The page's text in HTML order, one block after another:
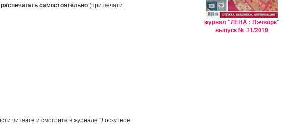
самостоятельно (при печати
читайте и смотрите в журнале "Лоскутное
журнал "ЛЕНА : Пэчворк"
выпуск № 11/2019